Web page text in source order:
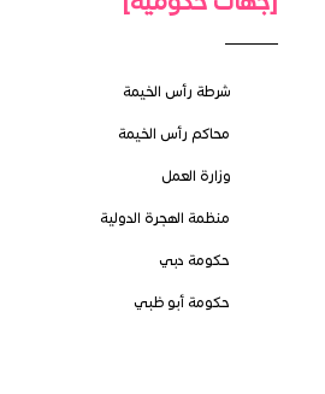
شرطة رأس الخيمة
محاكم رأس الخيمة
وزارة العمل
منظمة الهجرة الدولية
حكومة دبي
حكومة أبو ظبي